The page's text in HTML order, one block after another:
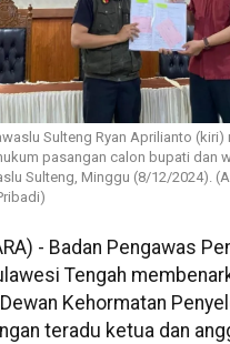
Sulteng Ryan Aprilianto (kiri)
pasangan calon bupati dan
Sulteng, Minggu (8/12/2024).
- Badan Pengawas
Tengah
Kehormatan
teradu ketua dan